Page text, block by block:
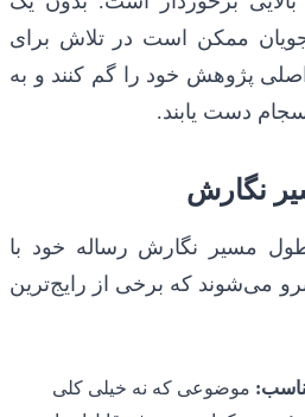
ممکن است در تلاش برای
پژوهش خود را گم کنند و به
دست یابند.
نگارش
مسیر نگارش رساله خود با
می‌شوند که برخی از رایج‌ترین
موضوعی که نه خیلی کلی